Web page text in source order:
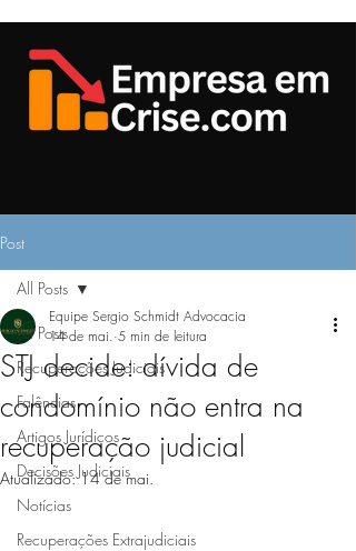
Post
All Posts
Recuperações Judiciais
Falências
Artigos Jurídicos
Decisões Judiciais
Notícias
Recuperações Extrajudiciais
All Posts
STJ decide: dívida de
condomínio não entra na
recuperação judicial
Equipe Sergio Schmidt Advocacia
14 de mai. 5 min de leitura
Atualizado:14 de mai.